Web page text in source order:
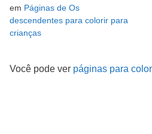
em Páginas de Os
descendentes para colorir para
crianças
Você pode ver páginas para